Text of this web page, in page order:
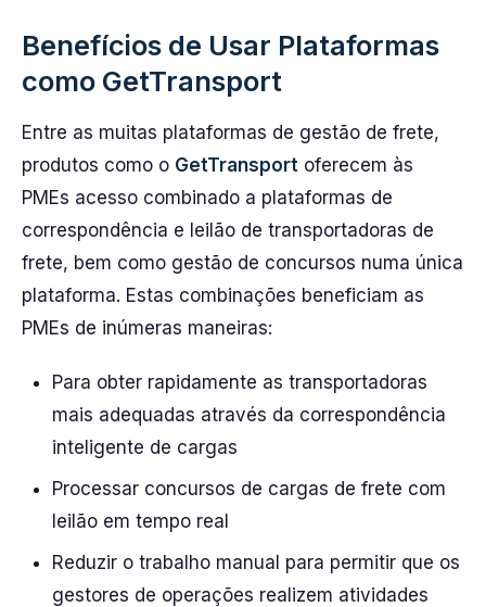
Benefícios de Usar Plataformas
como GetTransport
Entre as muitas plataformas de gestão de frete,
produtos como o GetTransport oferecem às
PMEs acesso combinado a plataformas de
correspondência e leilão de transportadoras de
frete, bem como gestão de concursos numa única
plataforma. Estas combinações beneficiam as
PMEs de inúmeras maneiras:
Para obter rapidamente as transportadoras
mais adequadas através da correspondência
inteligente de cargas
Processar concursos de cargas de frete com
leilão em tempo real
Reduzir o trabalho manual para permitir que os
gestores de operações realizem atividades